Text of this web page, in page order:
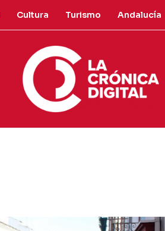
Cultura Turismo Andalucía